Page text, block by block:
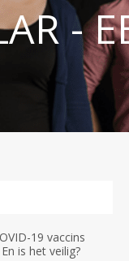
-
19 vaccins
is het veilig?